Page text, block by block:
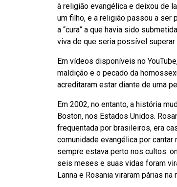
à religião evangélica e deixou de
um filho, e a religião passou a ser
a “cura” a que havia sido
viva de que seria possível
Em vídeos disponíveis no
maldição e o pecado da
acreditaram estar diante de uma
Em 2002, no entanto, a história
Boston, nos Estados Unidos.
frequentada por brasileiros, era
comunidade evangélica por
sempre estava perto nos cultos:
seis meses e suas vidas foram
Lanna e Rosania viraram párias